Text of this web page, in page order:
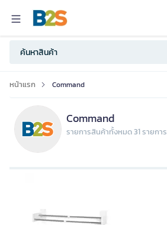
หน้าแรก Command
Command
รายการสินค้าทั้งหมด 31 รายการ